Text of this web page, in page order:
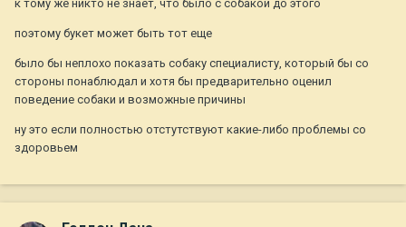
к тому же никто не знает, что было с собакой до этого
поэтому букет может быть тот еще
было бы неплохо показать собаку специалисту, который бы со
стороны понаблюдал и хотя бы предварительно оценил
поведение собаки и возможные причины
ну это если полностью отстутствуют какие-либо проблемы со
здоровьем